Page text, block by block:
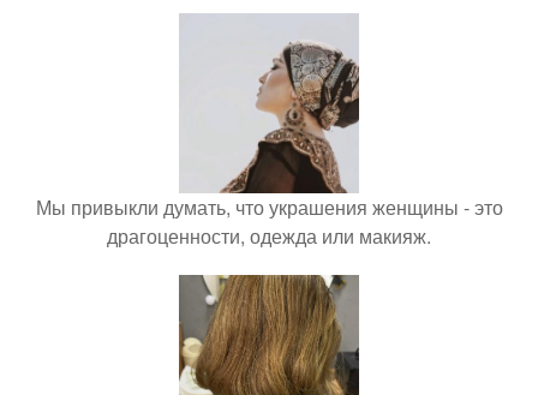
Мы привыкли думать, что украшения женщины - это
драгоценности, одежда или макияж.